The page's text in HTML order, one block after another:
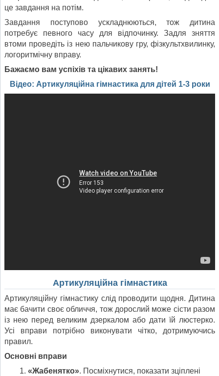
це завдання на потім.
Завдання поступово ускладнюються, тож дитина
потребує певного часу для від­починку. Задля зняття
втоми проведіть із нею пальчикову гру, фізкультхвилинку,
логоритмічну вправу.
Бажаємо вам успіхів та цікавих занять!
Відео: Артикуляційна гімнастика для дітей 1-3 роки
Артикуляційна гімнастика
Артикуляційну гімнастику слід проводити щодня. Дитина
має бачити своє об­личчя, тож дорослий може сісти разом
із нею перед великим дзеркалом або дати їй люстерко.
Усі вправи потрібно виконувати чітко, дотримуючись
правил.
Основні вправи
«Жабенятко». Посміхнутися, показати зціплені